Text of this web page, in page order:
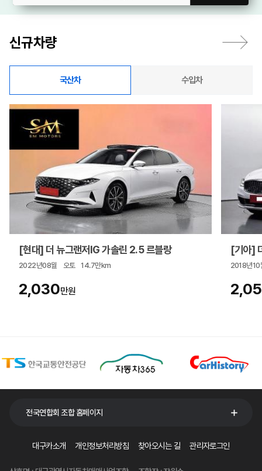
신규차량
국산차 수입차
[현대] 더 뉴그랜저IG 가솔린 2.5 르블랑
2022년08월 오토 14.7만km
2,030만원
[기아]
2018년10
전국연합회 조합 홈페이지
대구카소개 개인정보처리방침 찾아오시는 길 관리자로그인